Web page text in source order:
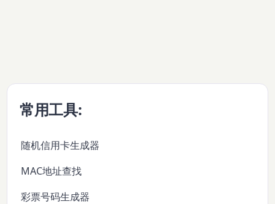
常用工具:
随机信用卡生成器
MAC地址查找
彩票号码生成器